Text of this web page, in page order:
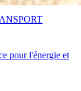
pour l'énergie et